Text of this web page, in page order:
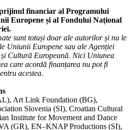
financiar al Programului
Europene și al Fondului Național
sunt totuși doar ale autorilor și nu le
Uniunii Europene sau ale Agenției
Cultură Europeană. Nici Uniunea
care acordă finanțarea nu pot fi
acestea.
Art Link Foundation (BG),
Slovenia (SI), Croatian Cultural
Institute for Movement and Dance
(GR), EN–KNAP Productions (SI),